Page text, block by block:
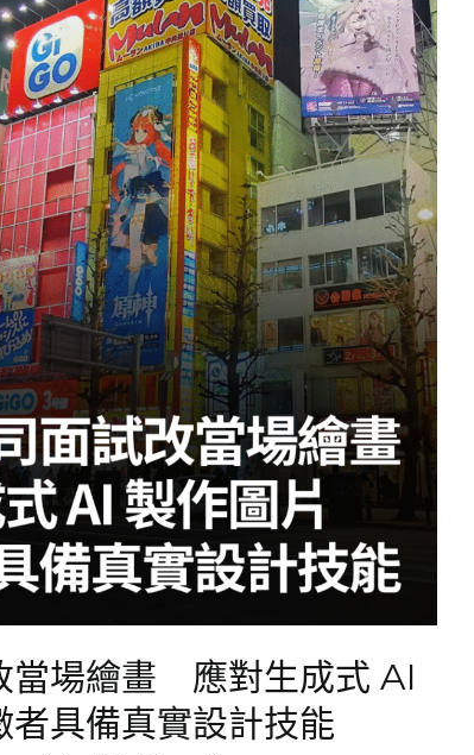
當場繪畫 應對生成式 AI
具備真實設計技能